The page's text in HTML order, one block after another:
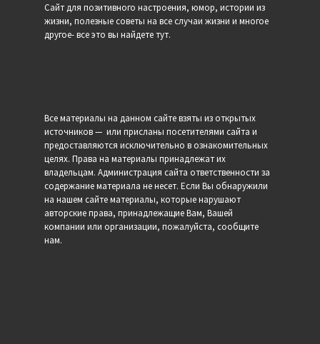
Сайт для позитивного настроения, юмор, истории из
жизни, полезные советы на все случаи жизни и многое
другое- все это вы найдете тут.
Все материалы на данном сайте взяты из открытых
источников — или присланы посетителями сайта и
предоставляются исключительно в ознакомительных
целях. Права на материалы принадлежат их
владельцам. Администрация сайта ответственности за
содержание материала не несет. Если Вы обнаружили
на нашем сайте материалы, которые нарушают
авторские права, принадлежащие Вам, Вашей
компании или организации, пожалуйста, сообщите
нам.